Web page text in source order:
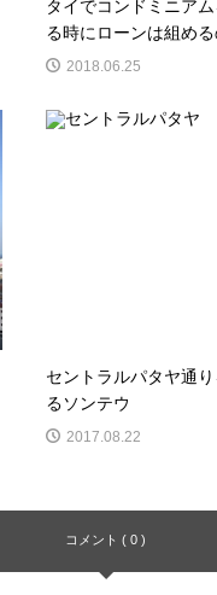
タイでコンドミニア
る時にローンは組め
2018.06.25
セントラルパタヤ通
るソンテウ
2017.08.22
コメント ( 0 )